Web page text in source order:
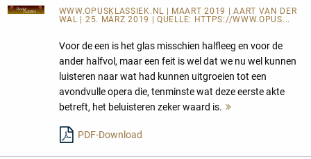
WWW.OPUSKLASSIEK.NL | MAART 2019 | AART VAN DER
WAL | 25. MÄRZ 2019 | QUELLE: HTTPS://WWW.OPUS...
Voor de een is het glas misschien halfleeg en voor de
ander halfvol, maar een feit is wel dat we nu wel kunnen
luisteren naar wat had kunnen uitgroeien tot een
avondvulle opera die, tenminste wat deze eerste akte
betreft, het beluisteren zeker waard is.
PDF-Download